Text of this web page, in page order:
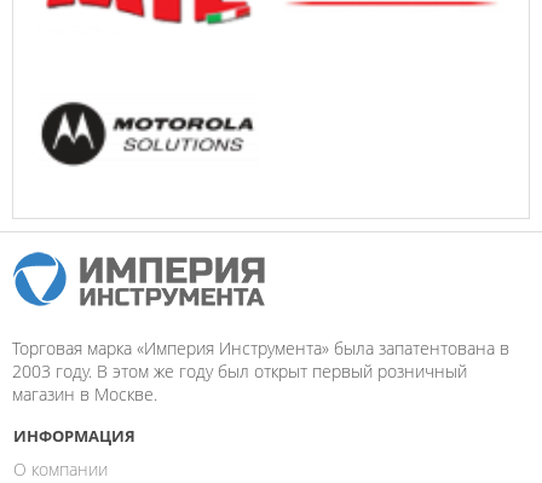
Торговая марка «Империя Инструмента» была запатентована в
2003 году. В этом же году был открыт первый розничный
магазин в Москве.
ИНФОРМАЦИЯ
О компании